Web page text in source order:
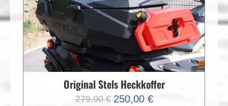
Original Stels Heckkoffer
279,00€ Ursprünglicher
250,00 €Aktueller